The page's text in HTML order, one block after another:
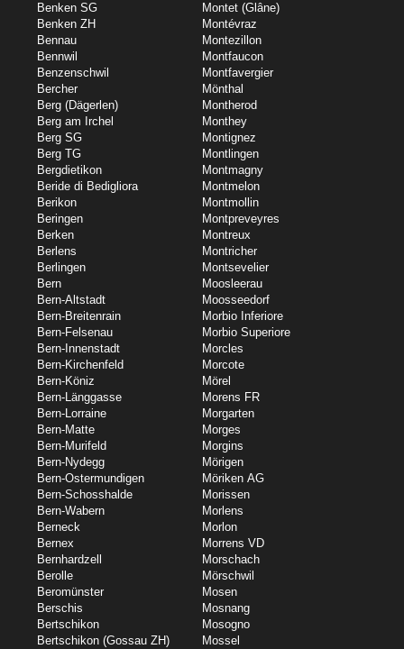
Benken SG
Benken ZH
Bennau
Bennwil
Benzenschwil
Bercher
Berg (Dägerlen)
Berg am Irchel
Berg SG
Berg TG
Bergdietikon
Beride di Bedigliora
Berikon
Beringen
Berken
Berlens
Berlingen
Bern
Bern-Altstadt
Bern-Breitenrain
Bern-Felsenau
Bern-Innenstadt
Bern-Kirchenfeld
Bern-Köniz
Bern-Länggasse
Bern-Lorraine
Bern-Matte
Bern-Murifeld
Bern-Nydegg
Bern-Ostermundigen
Bern-Schosshalde
Bern-Wabern
Berneck
Bernex
Bernhardzell
Berolle
Beromünster
Berschis
Bertschikon
Bertschikon (Gossau ZH)
Montet (Glâne)
Montévraz
Montezillon
Montfaucon
Montfavergier
Mönthal
Montherod
Monthey
Montignez
Montlingen
Montmagny
Montmelon
Montmollin
Montpreveyres
Montreux
Montricher
Montsevelier
Moosleerau
Moosseedorf
Morbio Inferiore
Morbio Superiore
Morcles
Morcote
Mörel
Morens FR
Morgarten
Morges
Morgins
Mörigen
Möriken AG
Morissen
Morlens
Morlon
Morrens VD
Morschach
Mörschwil
Mosen
Mosnang
Mosogno
Mossel